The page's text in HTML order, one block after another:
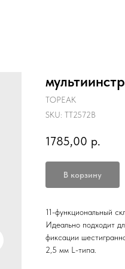
TOPEAK
SKU: TT2572B
1785,00 р.
В корзину
11-функциональный
Идеально подходит
фиксации
2,5 мм L-типа.